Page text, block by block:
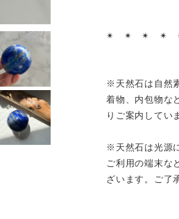
✴︎ ✴︎ ✴︎ ✴︎
※天然石は自然
着物、内包物な
りご案内してい
※天然石は光源
ご利用の端末な
ざいます。ご了